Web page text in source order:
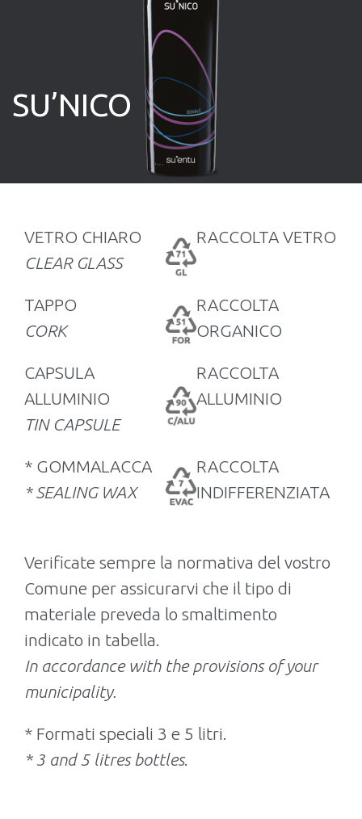
SU’NICO
VETRO CHIARO
CLEAR GLASS
RACCOLTA VETRO
TAPPO
CORK
RACCOLTA
ORGANICO
CAPSULA
ALLUMINIO
TIN CAPSULE
RACCOLTA
ALLUMINIO
* GOMMALACCA
* SEALING WAX
RACCOLTA
INDIFFERENZIATA
Verificate sempre la normativa del vostro
Comune per assicurarvi che il tipo di
materiale preveda lo smaltimento
indicato in tabella.
In accordance with the provisions of your
municipality.
* Formati speciali 3 e 5 litri.
* 3 and 5 litres bottles.